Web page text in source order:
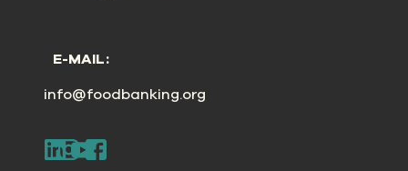
E-MAIL:
info@foodbanking.org